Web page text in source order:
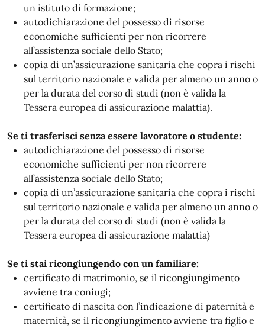
un istituto di formazione;
autodichiarazione del possesso di risorse
economiche sufficienti per non ricorrere
all’assistenza sociale dello Stato;
copia di un’assicurazione sanitaria che copra i rischi
sul territorio nazionale e valida per almeno un anno o
per la durata del corso di studi (non è valida la
Tessera europea di assicurazione malattia).
Se ti trasferisci senza essere lavoratore o studente:
autodichiarazione del possesso di risorse
economiche sufficienti per non ricorrere
all’assistenza sociale dello Stato;
copia di un’assicurazione sanitaria che copra i rischi
sul territorio nazionale e valida per almeno un anno o
per la durata del corso di studi (non è valida la
Tessera europea di assicurazione malattia)
Se ti stai ricongiungendo con un familiare:
certificato di matrimonio, se il ricongiungimento
avviene tra coniugi;
certificato di nascita con l’indicazione di paternità e
maternità, se il ricongiungimento avviene tra figlio e